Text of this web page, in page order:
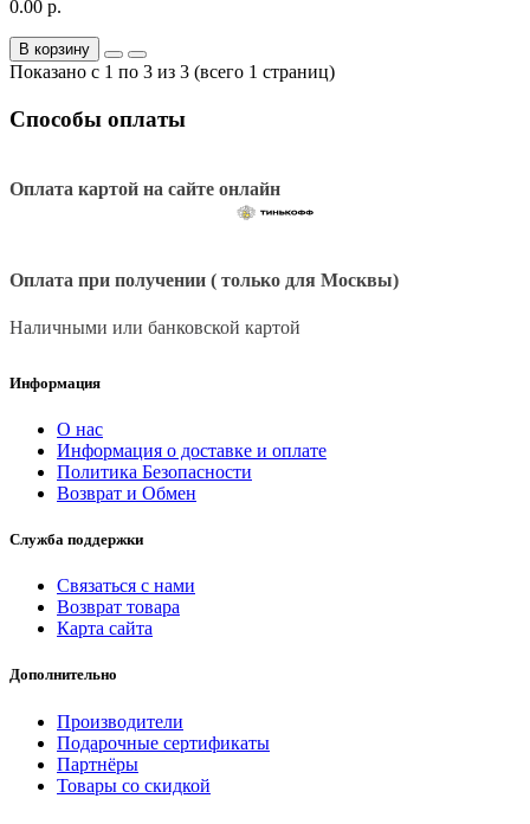
0.00 р.
В корзину
Показано с 1 по 3 из 3 (всего 1 страниц)
Способы оплаты
Оплата картой на сайте онлайн
Оплата при получении ( только для Москвы)
Наличными или банковской картой
Информация
О нас
Информация о доставке и оплате
Политика Безопасности
Возврат и Обмен
Служба поддержки
Связаться с нами
Возврат товара
Карта сайта
Дополнительно
Производители
Подарочные сертификаты
Партнёры
Товары со скидкой